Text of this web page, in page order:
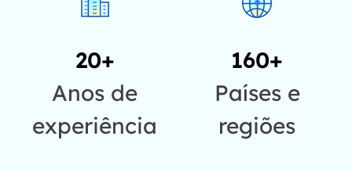
20+
Anos de
experiência
160+
Países e
regiões